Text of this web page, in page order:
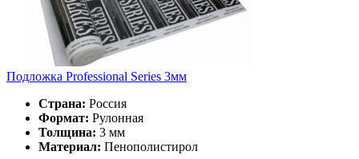
Подложка Professional Series 3мм
Страна: Россия
Формат: Рулонная
Толщина: 3 мм
Материал: Пенополистирол